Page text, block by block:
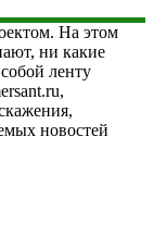
На этом
ни какие
ленту
новостей